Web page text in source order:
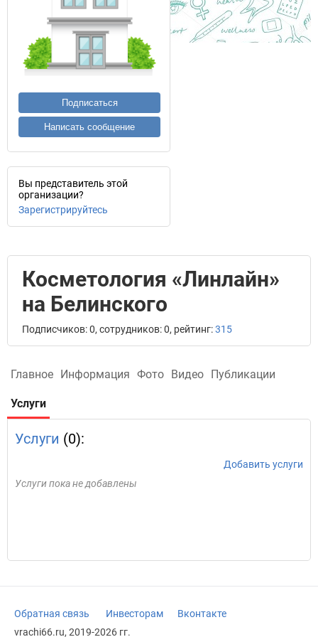
Подписаться
Написать сообщение
Вы представитель этой
организации?
Зарегистрируйтесь
Косметология «Линлайн»
на Белинского
Подписчиков: 0, сотрудников: 0, рейтинг:315
Главное Информация Фото Видео Публикации
Услуги
Услуги (0):
Добавить услуги
Услуги пока не добавлены
Обратная связь Инвесторам
Вконтакте
vrachi66.ru, 2019-2026 гг.